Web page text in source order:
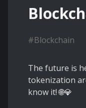
#Blockchain
The future is
tokenization
know it! 🌐💎